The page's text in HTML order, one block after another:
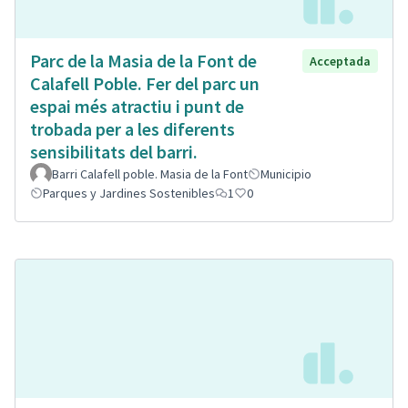
Parc de la Masia de la Font de
Calafell Poble. Fer del parc un
espai més atractiu i punt de
trobada per a les diferents
sensibilitats del barri.
Acceptada
Barri Calafell poble. Masia de la Font
Municipio
Parques y Jardines Sostenibles
1 0